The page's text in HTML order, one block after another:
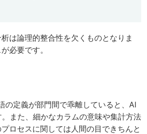
は論理的整合性を欠くものとなりま
必要です。
の定義が部門間で乖離していると、AI
また、細かなカラムの意味や集計方法
ロセスに関しては人間の目できちんと